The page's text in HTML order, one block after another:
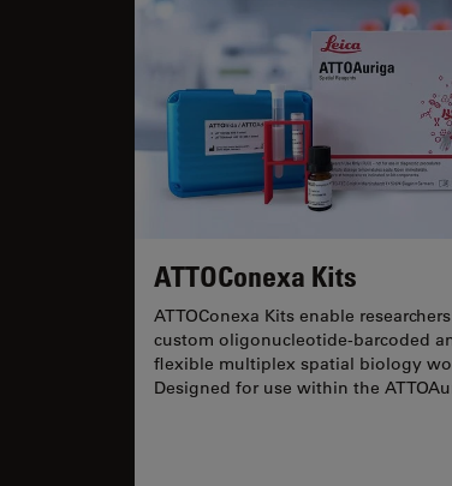
ATTOConexa Kits
ATTOConexa Kits enable
custom oligonucleotide-barcoded
flexible multiplex spatial biology
Designed for use within the